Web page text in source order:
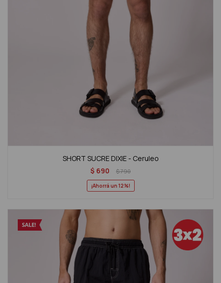
SHORT SUCRE DIXIE - Ceruleo
$ 690 $790
12